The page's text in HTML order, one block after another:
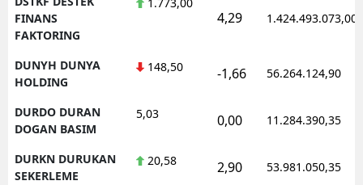
FINANS
FAKTORING
4,29 1.424.493.073,00
DUNYH DUNYA
HOLDING
148,50 -1,66 56.264.124,90
DURDO DURAN
DOGAN BASIM
5,03 0,00 11.284.390,35
DURKN DURUKAN
SEKERLEME
20,58 2,90 53.981.050,35